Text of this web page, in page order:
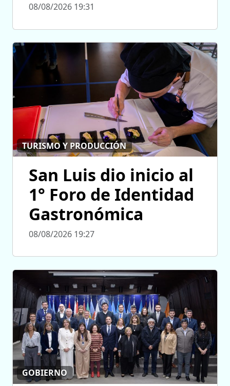
08/08/2026 19:31
TURISMO Y PRODUCCIÓN
San Luis dio inicio al
1° Foro de Identidad
Gastronómica
08/08/2026 19:27
GOBIERNO